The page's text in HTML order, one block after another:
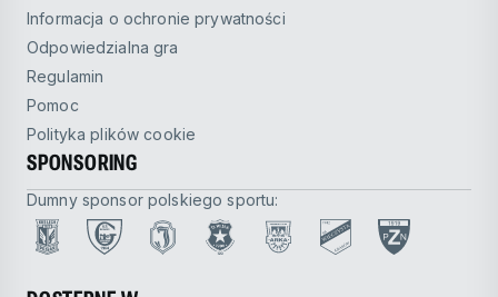
Informacja o ochronie prywatności
Odpowiedzialna gra
Regulamin
Pomoc
Polityka plików cookie
SPONSORING
Dumny sponsor polskiego sportu: